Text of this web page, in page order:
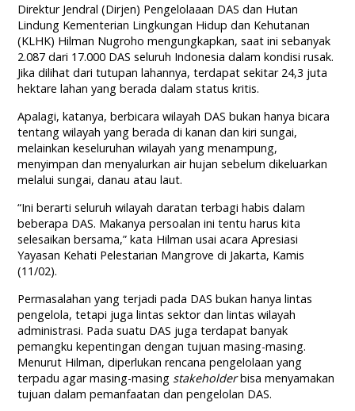
Direktur Jendral (Dirjen) Pengelolaaan DAS dan Hutan
Lindung Kementerian Lingkungan Hidup dan Kehutanan
(KLHK) Hilman Nugroho mengungkapkan, saat ini sebanyak
2.087 dari 17.000 DAS seluruh Indonesia dalam kondisi rusak.
Jika dilihat dari tutupan lahannya, terdapat sekitar 24,3 juta
hektare lahan yang berada dalam status kritis.
Apalagi, katanya, berbicara wilayah DAS bukan hanya bicara
tentang wilayah yang berada di kanan dan kiri sungai,
melainkan keseluruhan wilayah yang menampung,
menyimpan dan menyalurkan air hujan sebelum dikeluarkan
melalui sungai, danau atau laut.
“Ini berarti seluruh wilayah daratan terbagi habis dalam
beberapa DAS. Makanya persoalan ini tentu harus kita
selesaikan bersama,” kata Hilman usai acara Apresiasi
Yayasan Kehati Pelestarian Mangrove di Jakarta, Kamis
(11/02).
Permasalahan yang terjadi pada DAS bukan hanya lintas
pengelola, tetapi juga lintas sektor dan lintas wilayah
administrasi. Pada suatu DAS juga terdapat banyak
pemangku kepentingan dengan tujuan masing-masing.
Menurut Hilman, diperlukan rencana pengelolaan yang
terpadu agar masing-masing stakeholderbisa menyamakan
tujuan dalam pemanfaatan dan pengelolan DAS.